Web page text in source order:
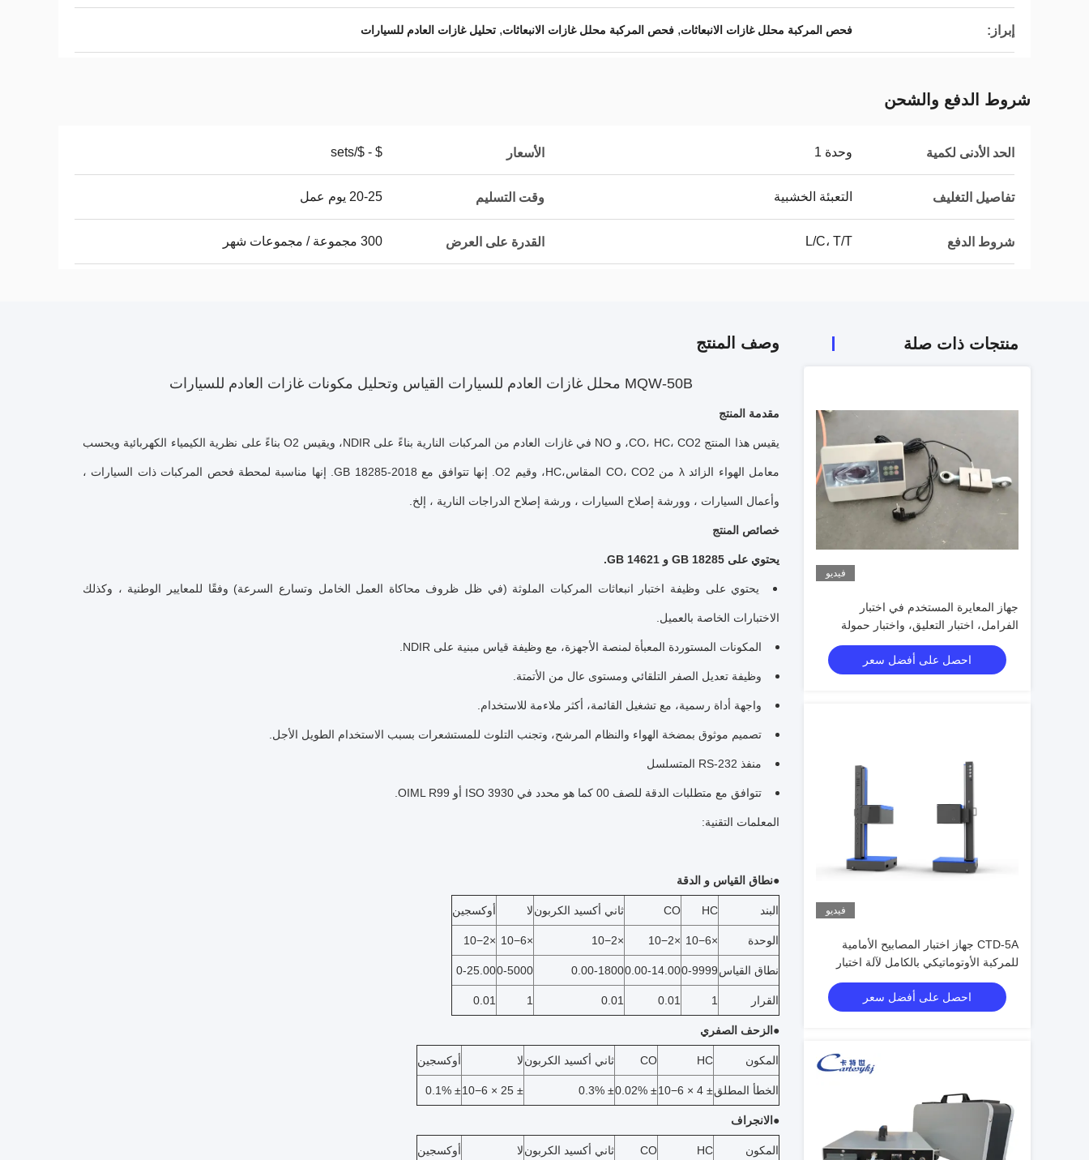
إبراز: فحص المركبة محلل غازات الانبعاثات, فحص المركبة محلل غازات الانبعاثات, تحليل غازات العادم للسيارات
شروط الدفع والشحن
الحد الأدنى لكمية وحدة 1 الأسعار $ - $/sets
تفاصيل التغليف التعبئة الخشبية وقت التسليم 20-25 يوم عمل
شروط الدفع L/C، T/T القدرة على العرض 300 مجموعة / مجموعات شهر
منتجات ذات صلة
فيديو
جهاز المعايرة المستخدم في اختبار
الفرامل، اختبار التعليق، واختبار حمولة
العجلات
احصل على أفضل سعر
فيديو
CTD-5A جهاز اختبار المصابيح الأمامية
للمركبة الأوتوماتيكي بالكامل لآلة اختبار
مصابيح الرأس ذات العوارض العالية
والمنخفضة ومعدات فحص المركبات
احصل على أفضل سعر
وصف المنتج
MQW-50B محلل غازات العادم للسيارات القياس وتحليل مكونات غازات العادم للسيارات
مقدمة المنتج
يقيس هذا المنتج CO، HC، CO2، و NO في غازات العادم من المركبات النارية بناءً على NDIR، ويقيس O2 بناءً على نظرية الكيمياء الكهربائية ويحسب
معامل الهواء الزائد λ من CO، CO2 المقاس،HC، وقيم O2. إنها تتوافق مع GB 18285-2018. إنها مناسبة لمحطة فحص المركبات ذات السيارات ،
وأعمال السيارات ، وورشة إصلاح السيارات ، ورشة إصلاح الدراجات النارية ، إلخ.
خصائص المنتج
يحتوي على GB 18285 و GB 14621 .
يحتوي على وظيفة اختبار انبعاثات المركبات الملوثة (في ظل ظروف محاكاة العمل الخامل وتسارع السرعة) وفقًا للمعايير الوطنية ، وكذلك
الاختبارات الخاصة بالعميل.
المكونات المستوردة المعبأة لمنصة الأجهزة، مع وظيفة قياس مبنية على NDIR.
وظيفة تعديل الصفر التلقائي ومستوى عال من الأتمتة.
واجهة أداة رسمية، مع تشغيل القائمة، أكثر ملاءمة للاستخدام.
تصميم موثوق بمضخة الهواء والنظام المرشح، وتجنب التلوث للمستشعرات بسبب الاستخدام الطويل الأجل.
منفذ RS-232 المتسلسل
تتوافق مع متطلبات الدقة للصف 00 كما هو محدد في ISO 3930 أو OIML R99.
المعلمات التقنية:
●نطاق القياس و الدقة
البند HC
CO ثاني أكسيد الكربونلا أوكسجين
الوحدة ×10−6
×10−2
×10−2
×10−6
×10−2
نطاق القياس0-9999
0.00-14.00
0.00-1800
0-5000
0-25.00
القرار 1
0.01
0.01
1
0.01
● الزحف الصفري
المكون HC
CO ثاني أكسيد الكربونلا أوكسجين
الخطأ المطلق± 4 × 10−6
± 0.02%
± 0.3%
± 25 × 10−6
± 0.1%
● الانجراف
المكون HC
CO ثاني أكسيد الكربونلا أوكسجين